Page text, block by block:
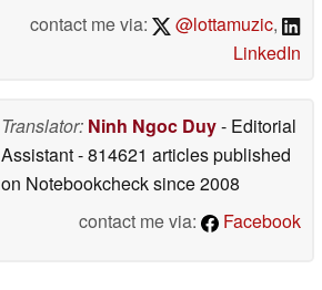
contact me via:
@lottamuzic,
LinkedIn
Translator: Ninh Ngoc Duy- Editorial
Assistant- 814621 articles published
on Notebookchecksince 2008
contact me via:
Facebook